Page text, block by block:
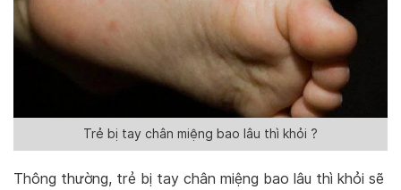
Trẻ bị tay chân miệng bao lâu thì khỏi ?
Thông thường, trẻ bị tay chân miệng bao lâu thì khỏi sẽ